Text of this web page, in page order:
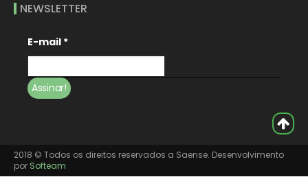
NEWSLETTER
E-mail *
2018 © Todos os direitos reservados a Saense. Desenvolvimento
por Softeam